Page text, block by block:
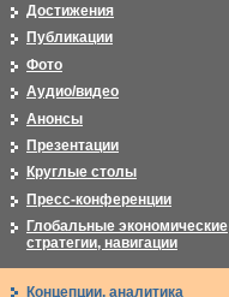
Достижения
Публикации
Фото
Аудио/видео
Анонсы
Презентации
Круглые столы
Пресс-конференции
Глобальные экономические
стратегии, навигации
Концепции, аналитика